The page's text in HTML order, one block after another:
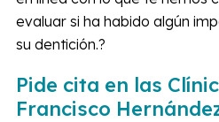
evaluar si ha habido algún
su dentición.?
Pide cita en las
Francisco